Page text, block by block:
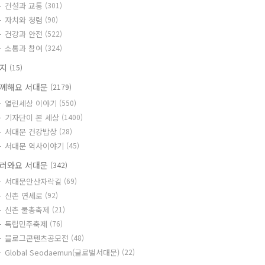
건설과 교통 (301)
자치와 청렴 (90)
건강과 안전 (522)
소통과 참여 (324)
(15)
해요 서대문 (2179)
열린세상 이야기 (550)
기자단이 본 세상 (1400)
서대문 건강밥상 (28)
서대문 역사이야기 (45)
와요 서대문 (342)
서대문안산자락길 (69)
신촌 연세로 (92)
신촌 물총축제 (21)
독립민주축제 (76)
블로그콘텐츠공모전 (48)
Global Seodaemun(글로벌서대문) (22)